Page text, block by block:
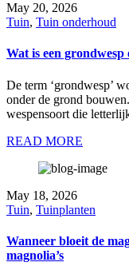
May 20, 2026
Tuin, Tuin onderhoud
Wat is een
De term ‘grondwesp’
onder de grond
wespensoort die
READ MORE
May 18, 2026
Tuin, Tuinplanten
Wanneer bloeit de
magnolia’s